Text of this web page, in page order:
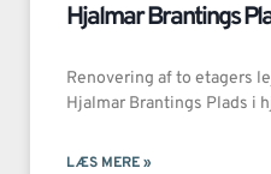
Hjalmar Brantings
Renovering af to etagers
Hjalmar Brantings Plads i
LÆS MERE »